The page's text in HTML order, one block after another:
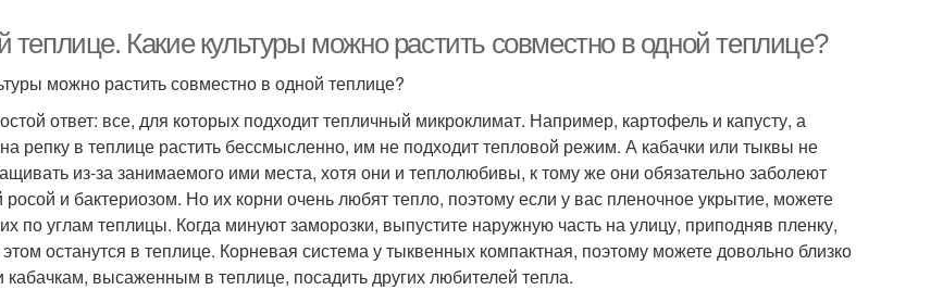
теплице. Какие культуры можно растить совместно в одной теплице?
можно растить совместно в одной теплице?
ответ: все, для которых подходит тепличный микроклимат. Например, картофель и капусту, а
репку в теплице растить бессмысленно, им не подходит тепловой режим. А кабачки или тыквы не
из-за занимаемого ими места, хотя они и теплолюбивы, к тому же они обязательно заболеют
росой и бактериозом. Но их корни очень любят тепло, поэтому если у вас пленочное укрытие, можете
по углам теплицы. Когда минуют заморозки, выпустите наружную часть на улицу, приподняв пленку,
останутся в теплице. Корневая система у тыквенных компактная, поэтому можете довольно близко
кабачкам, высаженным в теплице, посадить других любителей тепла.